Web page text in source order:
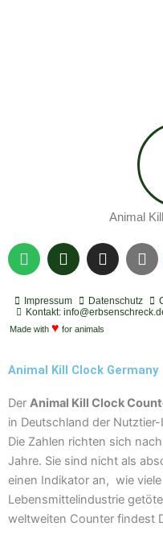
Animal
S
p
t
i
f
P
o
c
a
s
I
n
t
a
g
a
m
Y
o
t
u
Impressum Datenschutz
Kontakt:
Made with ♥ for animals
Animal Kill Clock Germany
Der Animal Kill Clock
in Deutschland der
Die Zahlen richten sich
Jahre. Sie sind nicht als
einen Indikator an, wie
Lebensmittelindustrie
weltweiten Counter findest